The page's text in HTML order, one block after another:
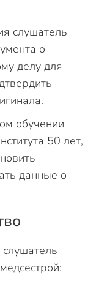
слушатель
о
делу для
обучении
50 лет,
данные о